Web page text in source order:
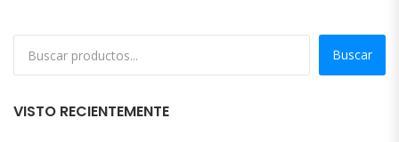
Buscar
VISTO RECIENTEMENTE